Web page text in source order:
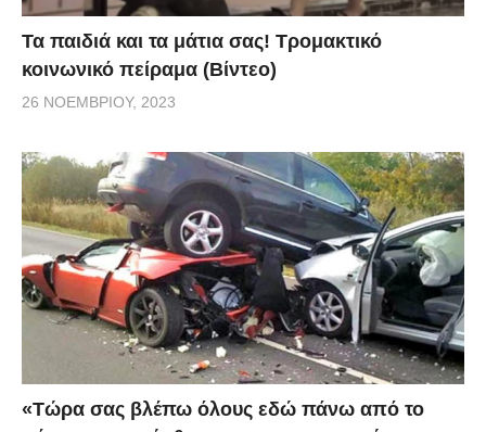
Τα παιδιά και τα μάτια σας! Τρομακτικό
κοινωνικό πείραμα (Βίντεο)
26 ΝΟΕΜΒΡΊΟΥ, 2023
«Τώρα σας βλέπω όλους εδώ πάνω από το